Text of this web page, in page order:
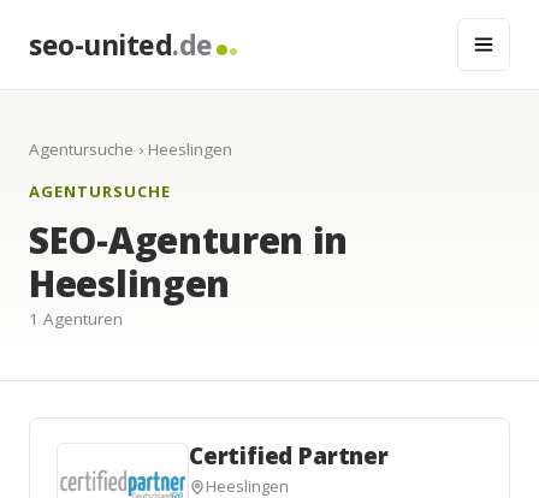
seo-united.de
Agentursuche › Heeslingen
AGENTURSUCHE
SEO-Agenturen in
Heeslingen
1 Agenturen
Certified Partner
Heeslingen